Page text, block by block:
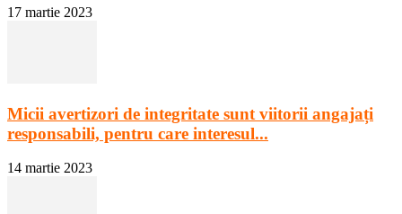
17 martie 2023
Micii avertizori de integritate sunt viitorii angajați
responsabili, pentru care interesul...
14 martie 2023